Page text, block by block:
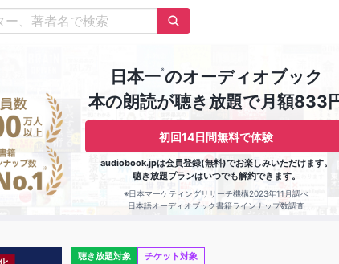
日本一※のオーディオブック
本の朗読が聴き放題で月額833
初回14日間無料で体験
audiobook.jpは会員登録(無料)でお楽しみいただけます。
聴き放題プランはいつでも解約できます。
※日本マーケティングリサーチ機構2023年11月調べ
日本語オーディオブック書籍ラインナップ数調査
聴き放題対象 チケット対象